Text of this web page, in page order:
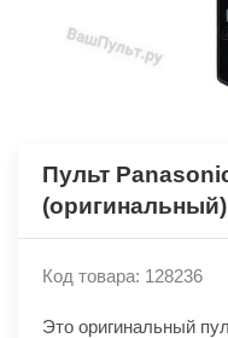
Пульт
(оригинальный)
Код товара: 128236
Это оригинальный